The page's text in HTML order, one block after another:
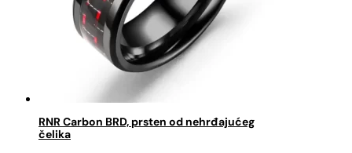
RNR Carbon BRD, prsten od nehrđajućeg
čelika